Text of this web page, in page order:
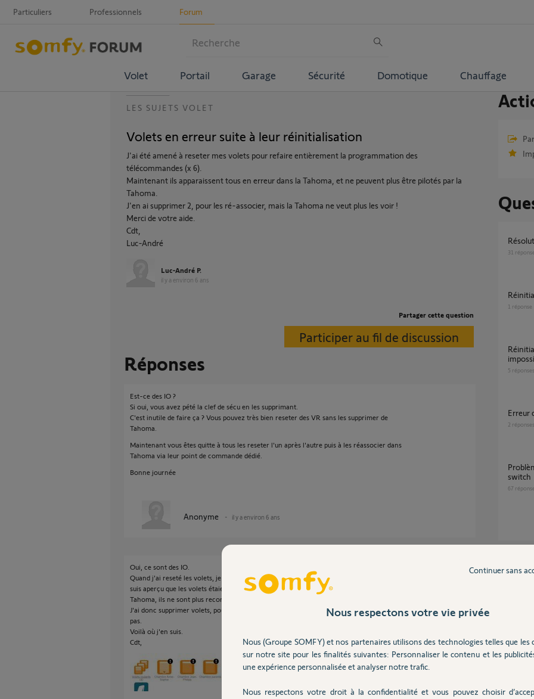
Particuliers Professionnels Forum
Volet Portail Garage Sécurité Domotique Chauffage
LES SUJETS VOLET
Volets en erreur suite à leur réinitialisation
J'ai été amené à reseter mes volets pour refaire entièrement la programmation des
télécommandes (x 6).
Maintenant ils apparaissent tous en erreur dans la Tahoma, et ne peuvent plus être pilotés par la
Tahoma.
J'en ai supprimer 2, pour les ré-associer, mais la Tahoma ne veut plus les voir !
Merci de votre aide.
Cdt,
Luc-André
Luc-André P.
il y a environ 6 ans
Partager cette question
Participer au fil de discussion
Réponses
Est-ce des IO ?
Si oui, vous avez pété la clef de sécu en les supprimant.
C'est inutile de faire ça ? Vous pouvez très bien reseter des VR sans les supprimer de
Tahoma.
Maintenant vous êtes quitte à tous les reseter l'un après l'autre puis à les réassocier dans
Tahoma via leur point de commande dédié.
Bonne journée
Anonyme il y a environ 6 ans
Oui, ce sont des IO.
Quand j'ai reseté les volets, je n'ai rien fait sur la Tahoma. C'est seulement après que je me
suis aperçu que les volets étaient en erreur et que lors de la manœuvre d’appairage avec la
Tahoma, ils ne sont plus reconnus.
J'ai donc supprimer volets, pour voir. Le résultat est le même. L'appairage ne fonctionne
pas.
Voilà où j'en suis.
Cdt,
31
1 réponse
Réinitialisation moteur volet RS100
5 réponses
2 réponses
Problème détection volet roulant via tahoma
switch
67
Nous respectons votre vie privée
Nous (Groupe SOMFY) et nos partenaires utilisons des technologies telles que les
sur notre site pour les finalités suivantes: Personnaliser le contenu et les
une expérience personnalisée et analyser notre trafic.
Nous respectons votre droit à la confidentialité et vous pouvez choisir
Continuer sans